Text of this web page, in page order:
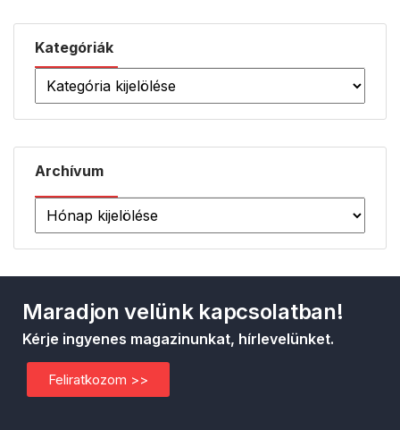
Kategóriák
Archívum
Maradjon velünk kapcsolatban!
Kérje ingyenes magazinunkat, hírlevelünket.
Feliratkozom >>